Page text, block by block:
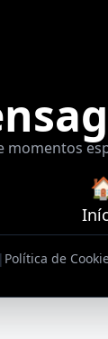
momentos
| Política de